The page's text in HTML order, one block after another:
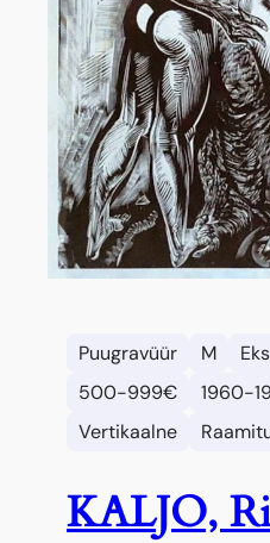
Puugravüür M
500-999€
1960-
Vertikaalne
KALJO,